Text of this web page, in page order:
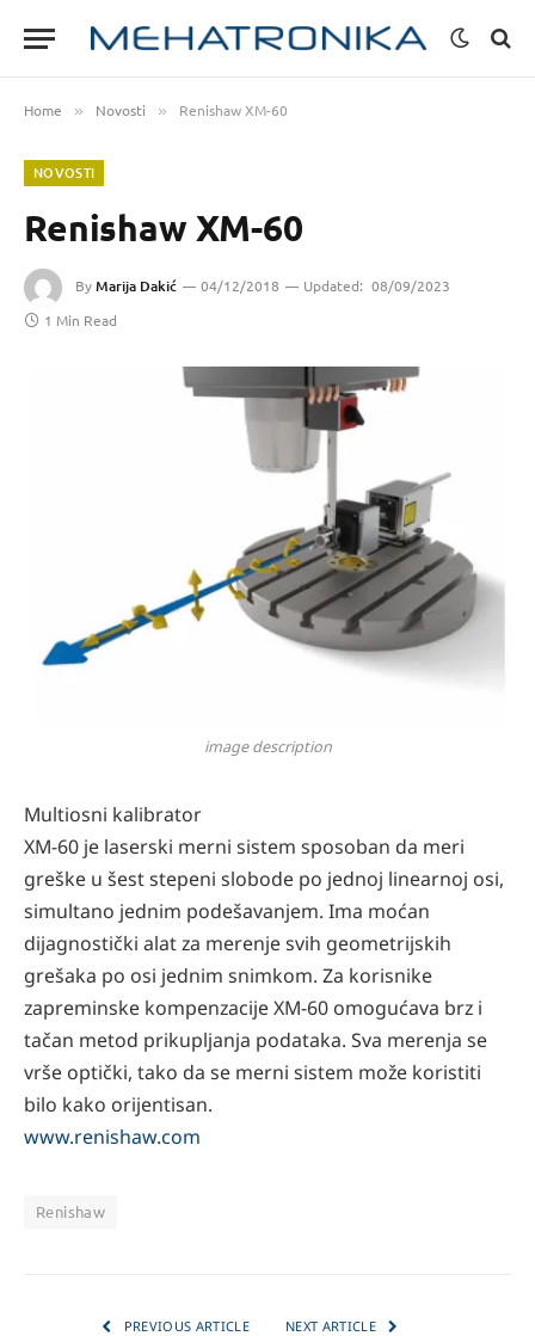
Home » Novosti » Renishaw XM-60
NOVOSTI
Renishaw XM-60
ByMarija Dakić 04/12/2018 Updated: 08/09/2023
1 Min Read
image description
Multiosni kalibrator
XM-60 je laserski merni sistem sposoban da meri
greške u šest stepeni slobode po jednoj linearnoj osi,
simultano jednim podešavanjem. Ima moćan
dijagnostički alat za merenje svih geometrijskih
grešaka po osi jednim snimkom. Za korisnike
zapreminske kompenzacije XM-60 omogućava brz i
tačan metod prikupljanja podataka. Sva merenja se
vrše optički, tako da se merni sistem može koristiti
bilo kako orijentisan.
www.renishaw.com
Renishaw
PREVIOUS ARTICLE NEXT ARTICLE